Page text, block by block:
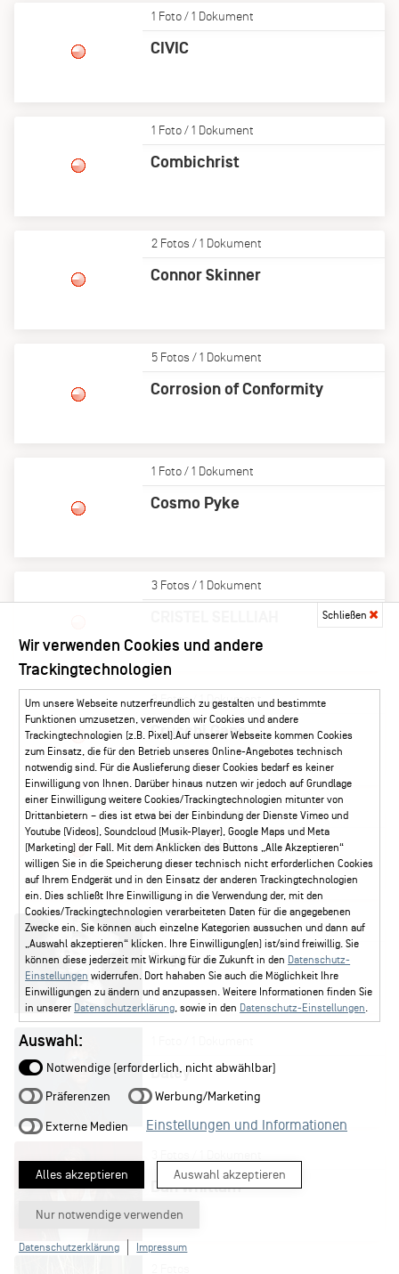
1 Foto / 1 Dokument
CIVIC
1 Foto / 1 Dokument
Combichrist
2 Fotos / 1 Dokument
Connor Skinner
5 Fotos / 1 Dokument
Corrosion of Conformity
1 Foto / 1 Dokument
Cosmo Pyke
3 Fotos / 1 Dokument
3 Fotos / 1 Dokument
Crucchi Gang
1 Foto / 1 Dokument
Cypress Hill
2 Fotos / 1 Dokument
Dagny
Daley
Dan Whitlam
Schließen
Wir verwenden Cookies und andere
Trackingtechnologien
Um unsere Webseite nutzerfreundlich zu gestalten und bestimmte
Funktionen umzusetzen, verwenden wir Cookies und andere
Trackingtechnologien (z.B. Pixel).Auf unserer Webseite kommen Cookies
zum Einsatz, die für den Betrieb unseres Online-Angebotes technisch
notwendig sind. Für die Auslieferung dieser Cookies bedarf es keiner
Einwilligung von Ihnen. Darüber hinaus nutzen wir jedoch auf Grundlage
einer Einwilligung weitere Cookies/Trackingtechnologien mitunter von
Drittanbietern – dies ist etwa bei der Einbindung der Dienste Vimeo und
Youtube (Videos), Soundcloud (Musik-Player), Google Maps und Meta
(Marketing) der Fall. Mit dem Anklicken des Buttons „Alle Akzeptieren“
willigen Sie in die Speicherung dieser technisch nicht erforderlichen Cookies
auf Ihrem Endgerät und in den Einsatz der anderen Trackingtechnologien
ein. Dies schließt Ihre Einwilligung in die Verwendung der, mit den
Cookies/Trackingtechnologien verarbeiteten Daten für die angegebenen
Zwecke ein. Sie können auch einzelne Kategorien aussuchen und dann auf
„Auswahl akzeptieren“ klicken. Ihre Einwilligung(en) ist/sind freiwillig. Sie
können diese jederzeit mit Wirkung für die Zukunft in den Datenschutz-
Einstellungen widerrufen. Dort hahaben Sie auch die Möglichkeit Ihre
Einwilligungen zu ändern und anzupassen. Weitere Informationen finden Sie
in unserer Datenschutzerklärung, sowie in den Datenschutz-Einstellungen.
Auswahl:
Notwendige (erforderlich, nicht abwählbar)
Präferenzen Werbung/Marketing
Externe Medien Einstellungen und Informationen
Alles akzeptieren Auswahl akzeptieren
Nur notwendige verwenden
Datenschutzerklärung Impressum